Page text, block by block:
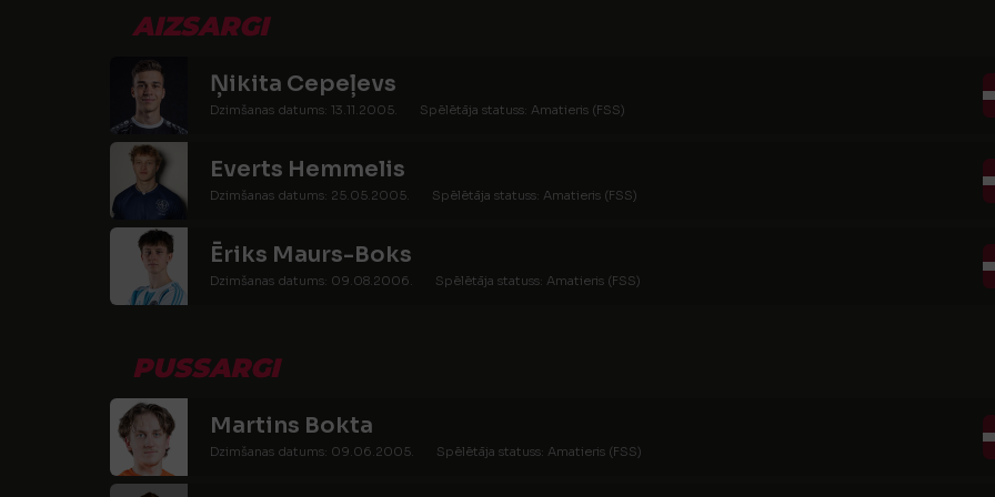
AIZSARGI
Ņikita Cepeļevs
Dzimšanas datums: 13.11.2005. Spēlētāja statuss: Amatieris (FSS)
Everts Hemmelis
Dzimšanas datums: 25.05.2005. Spēlētāja statuss: Amatieris (FSS)
Ēriks Maurs-Boks
Dzimšanas datums: 09.08.2006. Spēlētāja statuss: Amatieris (FSS)
PUSSARGI
Martins Bokta
Dzimšanas datums: 09.06.2005. Spēlētāja statuss: Amatieris (FSS)